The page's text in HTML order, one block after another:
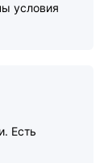
условия
Есть